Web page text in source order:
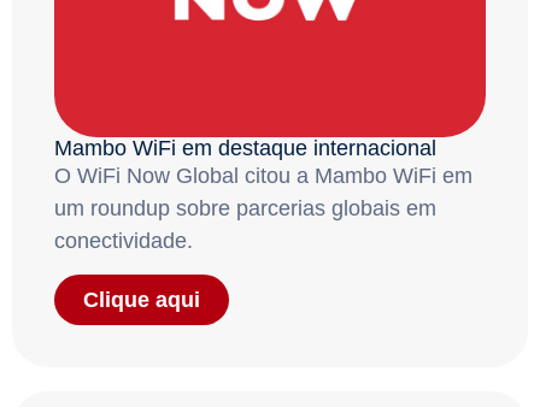
Mambo WiFi em destaque internacional
O WiFi Now Global citou a Mambo WiFi em
um roundup sobre parcerias globais em
conectividade.
Clique aqui